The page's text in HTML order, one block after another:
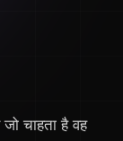
चाहता है वह